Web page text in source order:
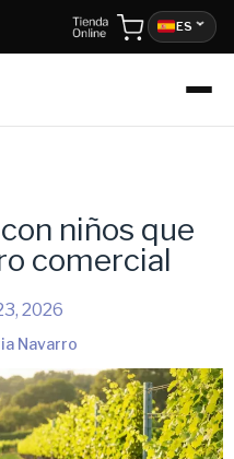
ES
niños que
comercial
2026
Navarro